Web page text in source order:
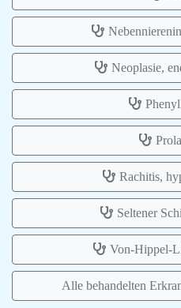
Neoplasie,
Rachitis,
Seltener
Von-Hippel-
Alle behandelten